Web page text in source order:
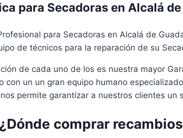
para Secadoras en Alcalá
para Secadoras en Alcalá de
de técnicos para la reparación de su
de cada uno de los es nuestra mayor
con un un gran equipo humano
permite garantizar a nuestros clientes
¿Dónde comprar